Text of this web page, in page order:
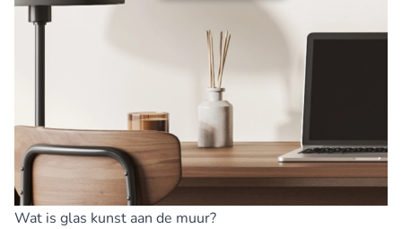
Wat is glas kunst aan de muur?